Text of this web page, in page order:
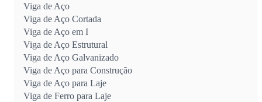
Viga de Aço
Viga de Aço Cortada
Viga de Aço em I
Viga de Aço Estrutural
Viga de Aço Galvanizado
Viga de Aço para Construção
Viga de Aço para Laje
Viga de Ferro para Laje